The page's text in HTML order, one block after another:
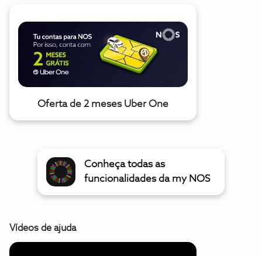
Oferta de 2 meses Uber One
Conheça todas as
funcionalidades da my NOS
Vídeos de ajuda